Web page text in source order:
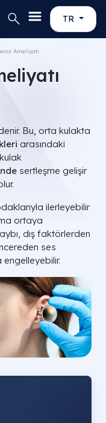
TR
Ameliyatı
Bu, orta kulakta
arasındaki
sertleşme gelişir
ilerleyebilir
ortaya
dış faktörlerden
ses
engelleyebilir.